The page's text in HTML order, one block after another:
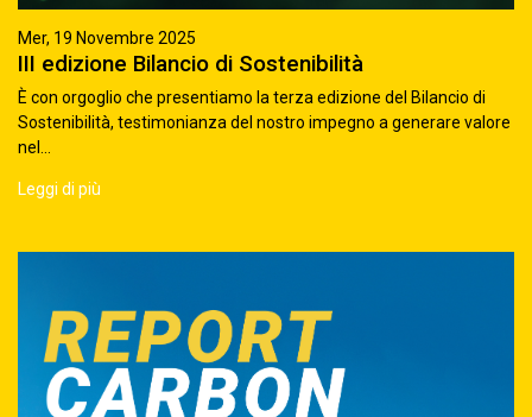
Mer, 19 Novembre 2025
III edizione Bilancio di Sostenibilità
È con orgoglio che presentiamo la terza edizione del Bilancio di
Sostenibilità, testimonianza del nostro impegno a generare valore
nel...
Leggi di più